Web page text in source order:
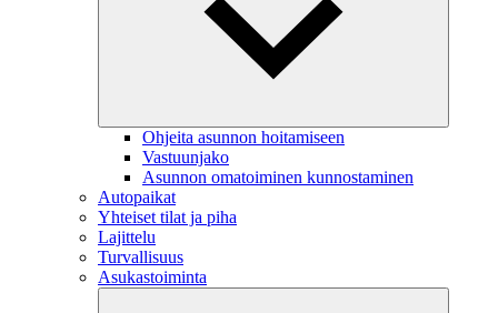
Ohjeita asunnon hoitamiseen
Vastuunjako
Asunnon omatoiminen kunnostaminen
Autopaikat
Yhteiset tilat ja piha
Lajittelu
Turvallisuus
Asukastoiminta